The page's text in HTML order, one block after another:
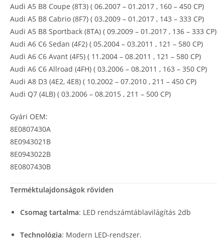
Audi A5 B8 Coupe (8T3) ( 06.2007 – 01.2017 , 160 – 450 CP)
Audi A5 B8 Cabrio (8F7) ( 03.2009 – 01.2017 , 143 – 333 CP)
Audi A5 B8 Sportback (8TA) ( 09.2009 – 01.2017 , 136 – 333 CP)
Audi A6 C6 Sedan (4F2) ( 05.2004 – 03.2011 , 121 – 580 CP)
Audi A6 C6 Avant (4F5) ( 11.2004 – 08.2011 , 121 – 580 CP)
Audi A6 C6 Allroad (4FH) ( 03.2006 – 08.2011 , 163 – 350 CP)
Audi A8 D3 (4E2, 4E8) ( 10.2002 – 07.2010 , 211 – 450 CP)
Audi Q7 (4LB) ( 03.2006 – 08.2015 , 211 – 500 CP)
Gyári OEM:
8E0807430A
8E0943021B
8E0943022B
8E0807430B
Terméktulajdonságok röviden
Csomag tartalma: LED rendszámtáblavilágítás 2db
Technológia: Modern LED-rendszer.